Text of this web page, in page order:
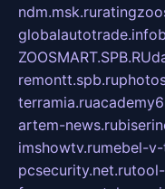
ndm.msk.ru
globalautotrade.info
ZOOSMART.SPB.RU
remontt.spb.ru
terramia.ru
artem-news.ru
imshowtv.rumebel-
pcsecurity.net.ru